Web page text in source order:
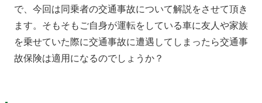
で、今回は同乗者の交通事故について解説をさせて頂き
ます。そもそもご自身が運転をしている車に友人や家族
を乗せていた際に交通事故に遭遇してしまったら交通事
故保険は適用になるのでしょうか？